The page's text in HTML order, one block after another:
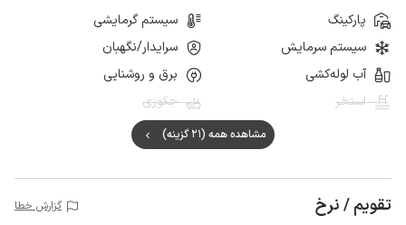
پارکینگ
سیستم گرمایشی
سیستم سرمایش
سرایدار/نگهبان
آب لوله‌کشی
برق و روشنایی
استخر
جکوزی
مشاهده همه (21 گزینه)
تقویم / نرخ گزارش خطا